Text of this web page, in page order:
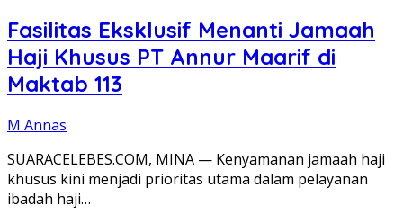
Fasilitas Eksklusif Menanti Jamaah
Haji Khusus PT Annur Maarif di
Maktab 113
M Annas
SUARACELEBES.COM, MINA — Kenyamanan jamaah haji
khusus kini menjadi prioritas utama dalam pelayanan
ibadah haji…